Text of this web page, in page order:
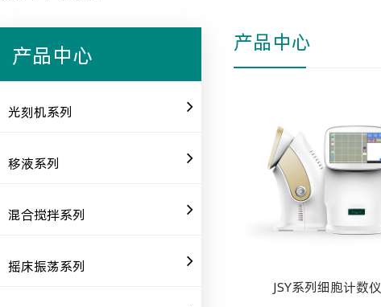
产品中心
光刻机系列
移液系列
混合搅拌系列
摇床振荡系列
产品中心
JSY系列细胞计数仪